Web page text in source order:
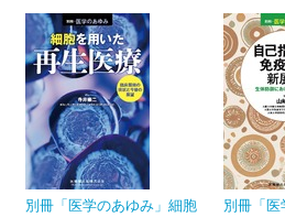
別冊「医学のあゆみ」細胞
別冊「医